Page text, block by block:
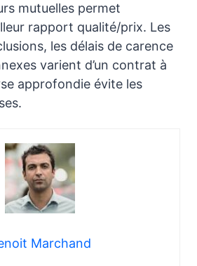
mutuelles permet
rapport qualité/prix. Les
les délais de carence
varient d’un contrat à
approfondie évite les
Marchand